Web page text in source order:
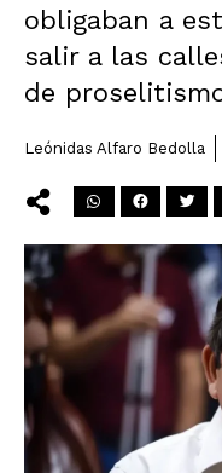
obligaban a
salir a las
de
Leónidas Alfaro Bedolla